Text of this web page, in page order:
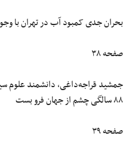
بحران جدی کمبود آب در تهران با
صفحه ۳۸
جمشید قراجه‌داغی، دانشمند علوم
۸۸ سالگی چشم از جهان فرو بست
صفحه ۳۹